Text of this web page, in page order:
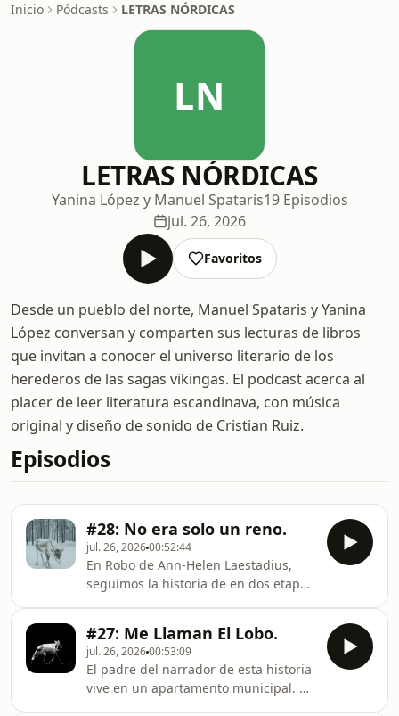
Inicio Pódcasts LETRAS NÓRDICAS
LN
LETRAS NÓRDICAS
Yanina López y Manuel Spataris19 Episodios
jul. 26, 2026
Favoritos
Desde un pueblo del norte, Manuel Spataris y Yanina
López conversan y comparten sus lecturas de libros
que invitan a conocer el universo literario de los
herederos de las sagas vikingas. El podcast acerca al
placer de leer literatura escandinava, con música
original y diseño de sonido de Cristian Ruiz.
Episodios
#28: No era solo un reno.
jul. 26, 202600:52:44
En Robo de Ann-Helen Laestadius,
seguimos la historia de en dos etapas
de pastores de renos de un pequeño
pueblo a las afueras de Kiruna, donde
su familia intenta mantener la
tradición del pastoreo de renos a
#27: Me Llaman El Lobo.
jul. 26, 202600:53:09
El padre del narrador de esta historia
vive en un apartamento municipal. Ha